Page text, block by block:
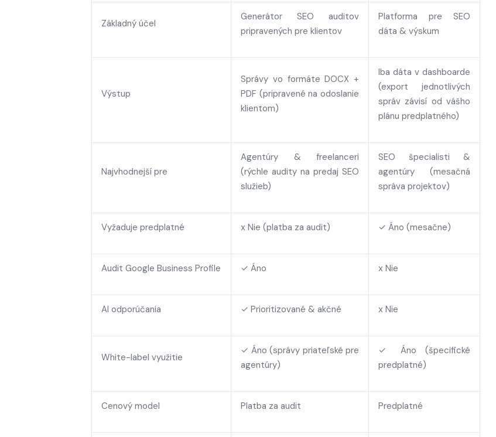
Základný účel
Generátor SEO auditov
pripravených pre klientov
Platforma pre SEO
dáta & výskum
Výstup
Správy vo formáte DOCX +
PDF (pripravené na odoslanie
klientom)
Iba dáta v dashboarde
(export jednotlivých
správ závisí od vášho
plánu predplatného)
Najvhodnejší pre
Agentúry & freelanceri
(rýchle audity na predaj SEO
služieb)
SEO špecialisti &
agentúry (mesačná
správa projektov)
Vyžaduje predplatné х Nie (platba za audit) ✓ Áno (mesačne)
Audit Google Business Profile ✓ Áno х Nie
AI odporúčania ✓ Prioritizované & akčné х Nie
White-label využitie
✓ Áno (správy priateľské pre
agentúry)
✓ Áno (špecifické
predplatné)
Cenový model Platba za audit Predplatné